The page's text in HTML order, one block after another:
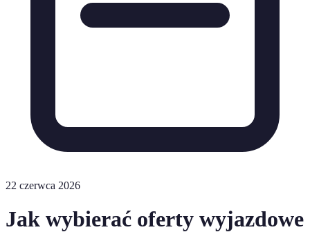
22 czerwca 2026
Jak wybierać oferty wyjazdowe